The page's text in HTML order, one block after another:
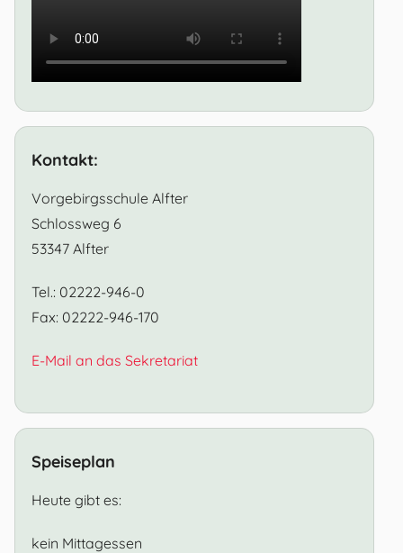
Kontakt:
Vorgebirgsschule Alfter
Schlossweg 6
53347 Alfter
Tel.: 02222-946-0
Fax: 02222-946-170
E-Mail an das Sekretariat
Speiseplan
Heute gibt es:
kein Mittagessen